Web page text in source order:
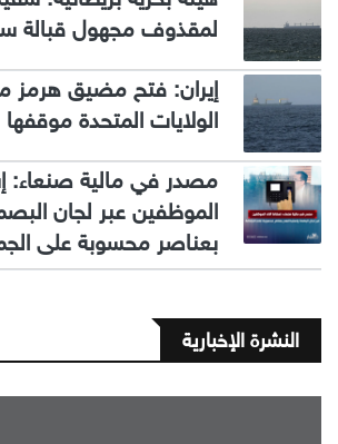
لمقذوف مجهول قبالة
إيران: فتح مضيق هرمز
الولايات المتحدة موقفها
مصدر في مالية صنعاء:
الموظفين عبر لجان
بعناصر محسوبة على
النشرة الإخبارية